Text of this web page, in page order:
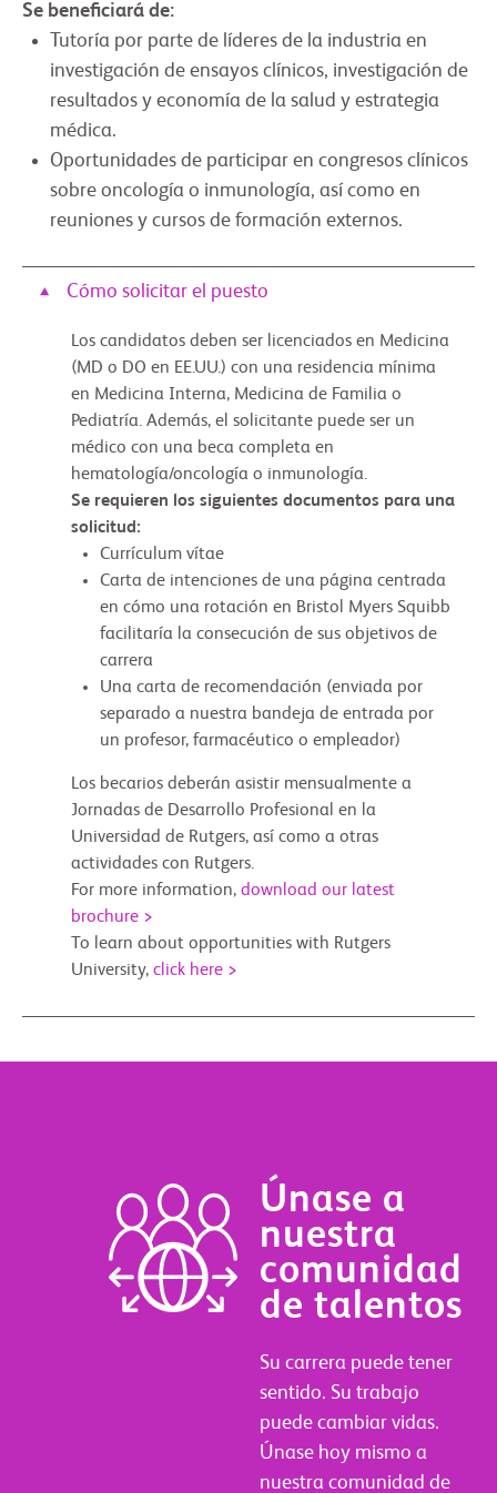
Se beneficiará de:
Tutoría por parte de líderes de la industria en
investigación de ensayos clínicos, investigación de
resultados y economía de la salud y estrategia
médica.
Oportunidades de participar en congresos clínicos
sobre oncología o inmunología, así como en
reuniones y cursos de formación externos.
Cómo solicitar el puesto
Los candidatos deben ser licenciados en Medicina
(MD o DO en EE.UU.) con una residencia mínima
en Medicina Interna, Medicina de Familia o
Pediatría. Además, el solicitante puede ser un
médico con una beca completa en
hematología/oncología o inmunología.
Se requieren los siguientes documentos para una
solicitud:
Currículum vítae
Carta de intenciones de una página centrada
en cómo una rotación en Bristol Myers Squibb
facilitaría la consecución de sus objetivos de
carrera
Una carta de recomendación (enviada por
separado a nuestra bandeja de entrada por
un profesor, farmacéutico o empleador)
Los becarios deberán asistir mensualmente a
Jornadas de Desarrollo Profesional en la
Universidad de Rutgers, así como a otras
actividades con Rutgers.
For more information, download our latest
brochure >
To learn about opportunities with Rutgers
University, click here >
Únase a
nuestra
comunidad
de talentos
Su carrera puede tener
sentido. Su trabajo
puede cambiar vidas.
Únase hoy mismo a
nuestra comunidad de